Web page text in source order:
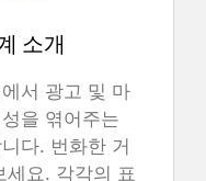
소개
서 광고 및 마
을 엮어주는
다. 번화한 거
세요. 각각의 표